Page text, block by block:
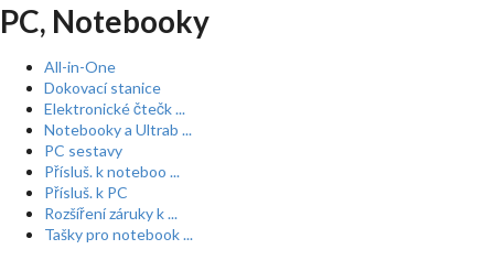
PC, Notebooky
All-in-One
Dokovací stanice
Elektronické čtečk ...
Notebooky a Ultrab ...
PC sestavy
Přísluš. k noteboo ...
Přísluš. k PC
Rozšíření záruky k ...
Tašky pro notebook ...